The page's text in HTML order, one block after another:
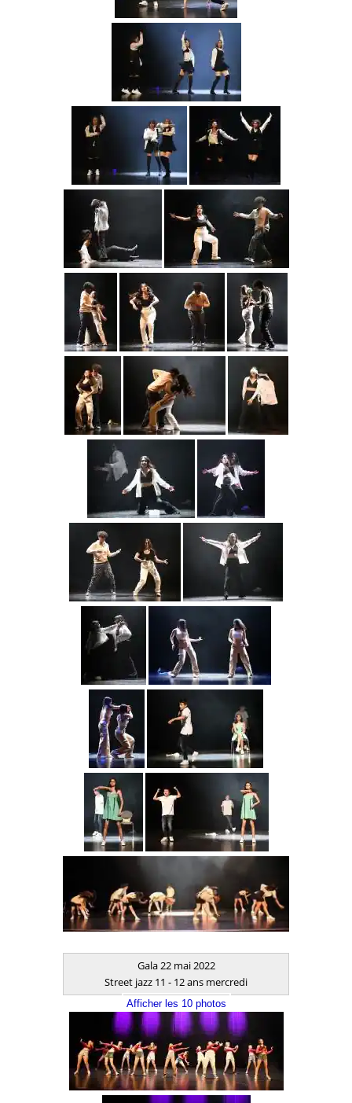
Gala 22 mai 2022
Street jazz 11 - 12 ans mercredi
Afficher les 10 photos